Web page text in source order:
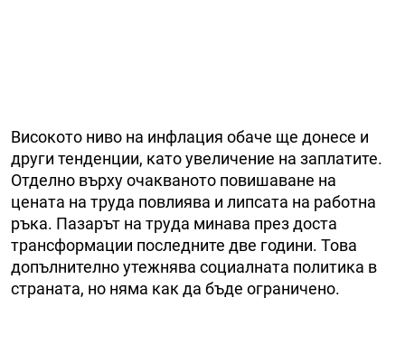
Високото ниво на инфлация обаче ще донесе и
други тенденции, като увеличение на заплатите.
Отделно върху очакваното повишаване на
цената на труда повлиява и липсата на работна
ръка. Пазарът на труда минава през доста
трансформации последните две години. Това
допълнително утежнява социалната политика в
страната, но няма как да бъде ограничено.